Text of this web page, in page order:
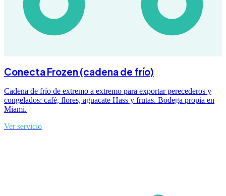
Conecta Frozen (cadena de frío)
Cadena de frío de extremo a extremo para exportar perecederos y
congelados: café, flores, aguacate Hass y frutas. Bodega propia en
Miami.
Ver servicio